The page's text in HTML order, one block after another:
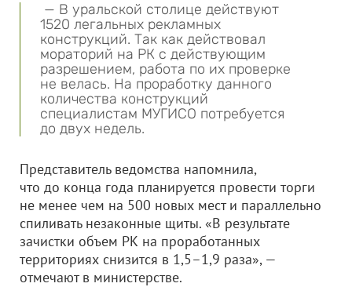
— В уральской столице действуют
1520 легальных рекламных
конструкций. Так как действовал
мораторий на РК с действующим
разрешением, работа по их проверке
не велась. На проработку данного
количества конструкций
специалистам МУГИСО потребуется
до двух недель.
Представитель ведомства напомнила,
что до конца года планируется провести торги
не менее чем на 500 новых мест и параллельно
спиливать незаконные щиты. «В результате
зачистки объем РК на проработанных
территориях снизится в 1,5–1,9 раза», —
отмечают в министерстве.